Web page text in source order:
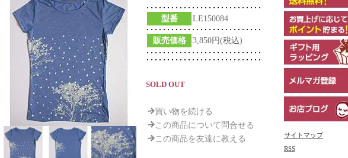
型番 LE150084
販売価格 3,850円(税込)
SOLD OUT
買い物を続ける
この商品について問合せる
この商品を友達に教える
サイトマップ
RSS